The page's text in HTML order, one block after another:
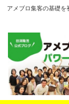
アメブロ集客の基礎